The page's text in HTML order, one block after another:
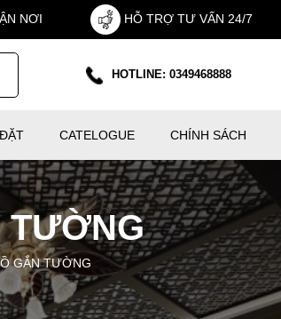
NƠI HỖ TRỢ TƯ VẤN 24/7
HOTLINE: 0349468888
CATELOGUE CHÍNH SÁCH
TƯỜNG
GẮN TƯỜNG